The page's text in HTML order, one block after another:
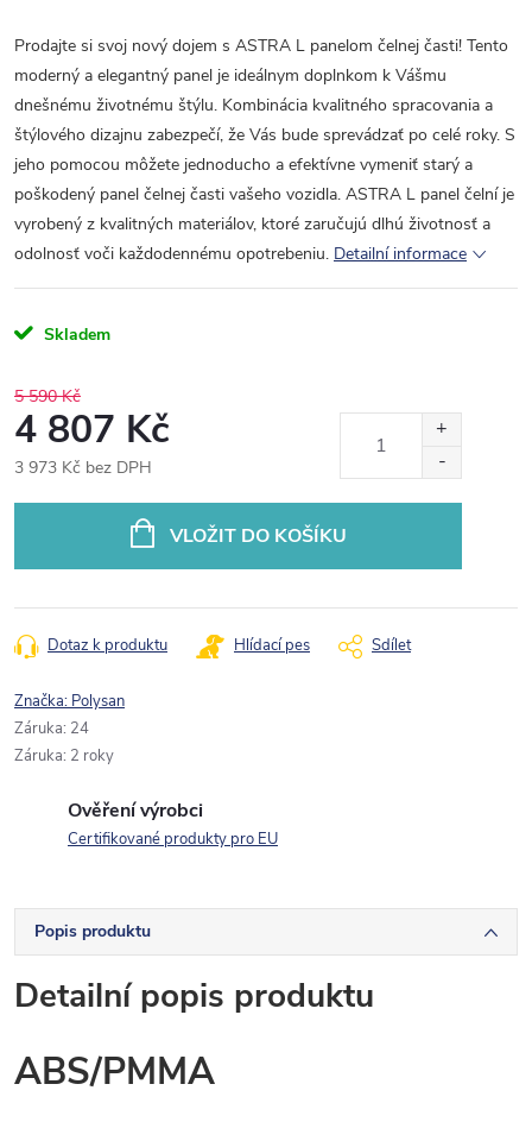
Prodajte si svoj nový dojem s ASTRA L panelom čelnej časti! Tento
moderný a elegantný panel je ideálnym doplnkom k Vášmu
dnešnému životnému štýlu. Kombinácia kvalitného spracovania a
štýlového dizajnu zabezpečí, že Vás bude sprevádzať po celé roky. S
jeho pomocou môžete jednoducho a efektívne vymeniť starý a
poškodený panel čelnej časti vašeho vozidla. ASTRA L panel čelní je
vyrobený z kvalitných materiálov, ktoré zaručujú dlhú životnosť a
odolnosť voči každodennému opotrebeniu. Detailní informace
Skladem
5 590 Kč
4 807 Kč
3 973 Kč bez DPH
VLOŽIT DO KOŠÍKU
Dotaz k produktu Hlídací pes Sdílet
Značka: Polysan
Záruka: 24
Záruka: 2 roky
Ověření výrobci
Certifikované produkty pro EU
Popis produktu
Detailní popis produktu
ABS/PMMA